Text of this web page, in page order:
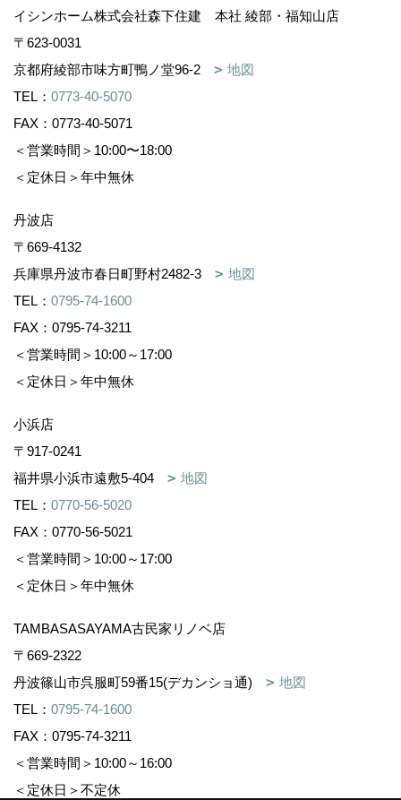
イシンホーム株式会社森下住建 本社 綾部・福知山店
〒623-0031
京都府綾部市味方町鴨ノ堂96-2
地図
TEL： 0773-40-5070
FAX：0773-40-5071
＜営業時間＞10:00〜18:00
＜定休日＞年中無休
丹波店
〒669-4132
兵庫県丹波市春日町野村2482-3
地図
TEL： 0795-74-1600
FAX：0795-74-3211
＜営業時間＞10:00～17:00
＜定休日＞年中無休
小浜店
〒917-0241
福井県小浜市遠敷5-404
地図
TEL： 0770-56-5020
FAX：0770-56-5021
＜営業時間＞10:00～17:00
＜定休日＞年中無休
TAMBASASAYAMA古民家リノベ店
〒669-2322
丹波篠山市呉服町59番15(デカンショ通)
地図
TEL： 0795-74-1600
FAX：0795-74-3211
＜営業時間＞10:00～16:00
＜定休日＞不定休